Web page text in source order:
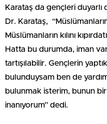
Karataş da gençleri duyarlı
Dr. Karataş,
Müslümanların kılını
Hatta bu durumda, iman
tartışılabilir. Gençlerin
bulunduysam ben de
bulunmak isterim, bunun bir
inanıyorum” dedi.